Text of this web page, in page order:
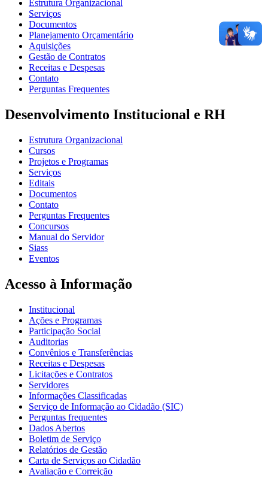
Estrutura Organizacional
Serviços
Documentos
Planejamento Orçamentário
Aquisições
Gestão de Contratos
Receitas e Despesas
Contato
Perguntas Frequentes
Desenvolvimento Institucional e RH
Estrutura Organizacional
Cursos
Projetos e Programas
Serviços
Editais
Documentos
Contato
Perguntas Frequentes
Concursos
Manual do Servidor
Siass
Eventos
Acesso à Informação
Institucional
Ações e Programas
Participação Social
Auditorias
Convênios e Transferências
Receitas e Despesas
Licitações e Contratos
Servidores
Informações Classificadas
Serviço de Informação ao Cidadão (SIC)
Perguntas frequentes
Dados Abertos
Boletim de Serviço
Relatórios de Gestão
Carta de Serviços ao Cidadão
Avaliação e Correição